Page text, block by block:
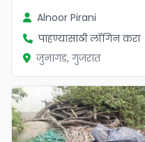
Alnoor Pirani
पाहण्यासाठी लॉगिन करा
जुनागड, गुजरात